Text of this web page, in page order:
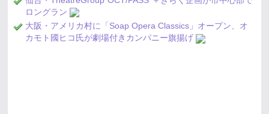
ロングラン
大阪・アメリカ村に「Soap Opera Classics」オープン、オ
カモト國ヒコ氏が劇場付きカンパニー旗揚げ